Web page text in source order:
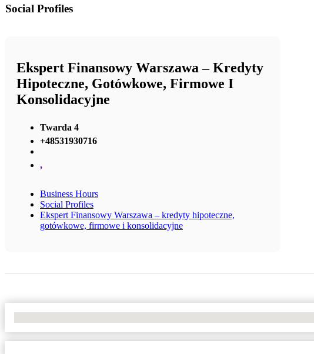
Social Profiles
Ekspert Finansowy Warszawa – Kredyty
Hipoteczne, Gotówkowe, Firmowe I
Konsolidacyjne
Twarda 4
+48531930716
,
Business Hours
Social Profiles
Ekspert Finansowy Warszawa – kredyty hipoteczne,
gotówkowe, firmowe i konsolidacyjne